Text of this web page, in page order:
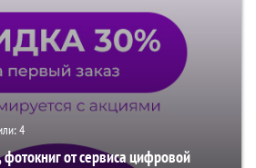
4
от сервиса цифровой